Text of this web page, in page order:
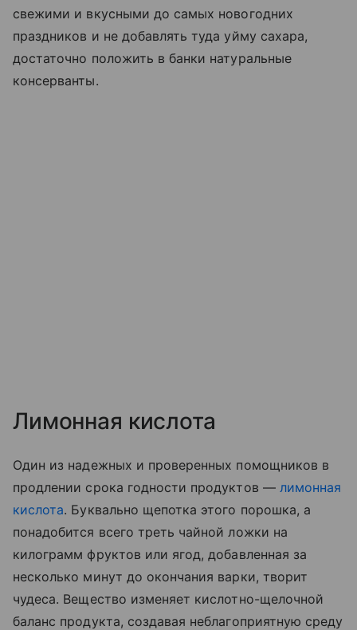
свежими и вкусными до самых новогодних
праздников и не добавлять туда уйму сахара,
достаточно положить в банки натуральные
консерванты.
Лимонная кислота
Один из надежных и проверенных помощников в
продлении срока годности продуктов — лимонная
кислота. Буквально щепотка этого порошка, а
понадобится всего треть чайной ложки на
килограмм фруктов или ягод, добавленная за
несколько минут до окончания варки, творит
чудеса. Вещество изменяет кислотно-щелочной
баланс продукта, создавая неблагоприятную среду